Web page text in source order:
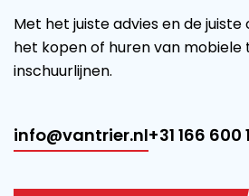
Met het juiste advies en de
het kopen of huren van
inschuurlijnen.
info@vantrier.nl+31 166 600